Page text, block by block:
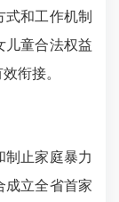
和工作机制
儿童合法权益
衔接。
止家庭暴力
成立全省首家